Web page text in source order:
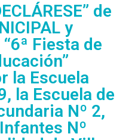
de
y
“6ª Fiesta de
la Escuela
la Escuela de
Nº 2,
Nº